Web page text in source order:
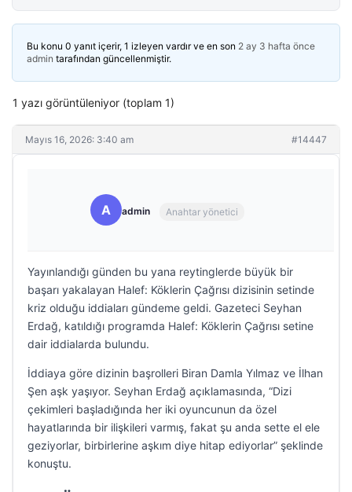
Bu konu 0 yanıt içerir, 1 izleyen vardır ve en son 2 ay 3 hafta önce
admin tarafından güncellenmiştir.
1 yazı görüntüleniyor (toplam 1)
Mayıs 16, 2026: 3:40 am #14447
A admin Anahtar yönetici
Yayınlandığı günden bu yana reytinglerde büyük bir
başarı yakalayan Halef: Köklerin Çağrısı dizisinin setinde
kriz olduğu iddiaları gündeme geldi. Gazeteci Seyhan
Erdağ, katıldığı programda Halef: Köklerin Çağrısı setine
dair iddialarda bulundu.
İddiaya göre dizinin başrolleri Biran Damla Yılmaz ve İlhan
Şen aşk yaşıyor. Seyhan Erdağ açıklamasında, “Dizi
çekimleri başladığında her iki oyuncunun da özel
hayatlarında bir ilişkileri varmış, fakat şu anda sette el ele
geziyorlar, birbirlerine aşkım diye hitap ediyorlar” şeklinde
konuştu.